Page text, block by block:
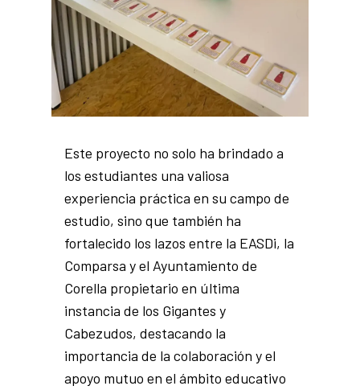
Este proyecto no solo ha brindado a
los estudiantes una valiosa
experiencia práctica en su campo de
estudio, sino que también ha
fortalecido los lazos entre la EASDi, la
Comparsa y el Ayuntamiento de
Corella propietario en última
instancia de los Gigantes y
Cabezudos, destacando la
importancia de la colaboración y el
apoyo mutuo en el ámbito educativo